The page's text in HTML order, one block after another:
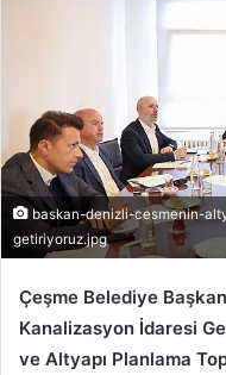
baskan-denizli-cesmenin-
getiriyoruz.jpg
Çeşme Belediye
Kanalizasyon İdaresi
ve Altyapı Planlama